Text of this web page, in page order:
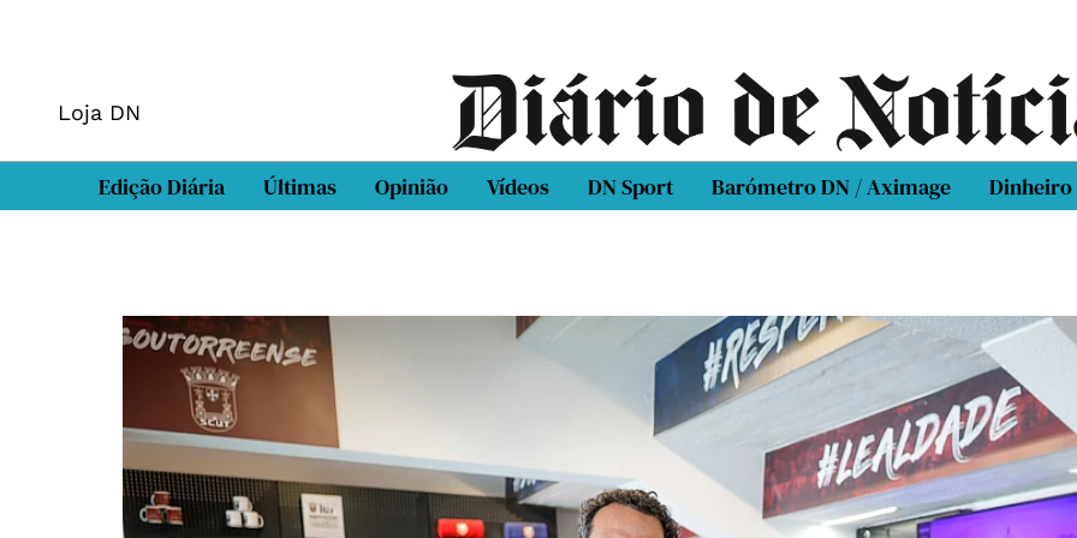
Loja DN
Edição Diária Últimas Opinião Vídeos DN Sport Barómetro DN / Aximage Dinheiro